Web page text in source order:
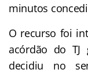
minutos
O recurso foi
acórdão do TJ
decidiu no